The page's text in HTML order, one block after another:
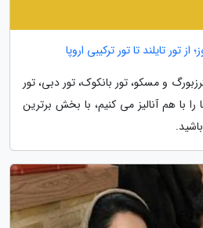
تور تایلند تا تور ترکیبی اروپا
و مسکو، تور بانکوک، تور دبی، تور
با هم آنالیز می کنیم، با بخش برترین